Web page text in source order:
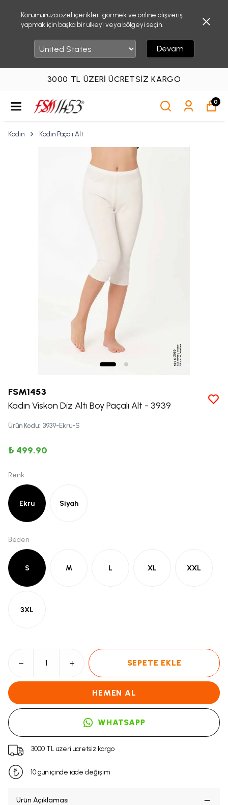
Konumunuza özel içerikleri görmek ve online alışveriş
yapmak için başka bir ülkeyi veya bölgeyi seçin.
Devam
3000 TL ÜZERI ÜCRETSIZ KARGO
0
Kadın Kadın Paçalı Alt
FSM1453
Kadın Viskon Diz Altı Boy Paçalı Alt - 3939
Ürün Kodu: 3939-Ekru-S
₺ 499.90
Renk
Ekru Siyah
Beden
S M L XL XXL
3XL
SEPETE EKLE
HEMEN AL
WHATSAPP
3000 TL üzeri ücretsiz kargo
10 gün içinde iade değişim
Ürün Açıklaması